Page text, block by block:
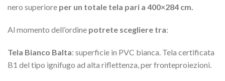
nero superiore per un totale tela pari a 400×284 cm.
Al momento dell’ordine potrete scegliere tra:
Tela Bianco Balta: superficie in PVC bianca. Tela certificata
B1 del tipo ignifugo ad alta riflettenza, per fronteproiezioni.